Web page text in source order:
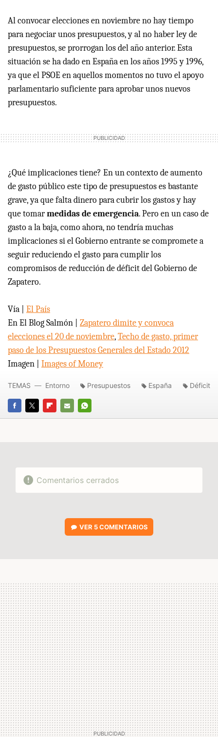
Al convocar elecciones en noviembre no hay tiempo
para negociar unos presupuestos, y al no haber ley de
presupuestos, se prorrogan los del año anterior. Esta
situación se ha dado en España en los años 1995 y 1996,
ya que elPSOEen aquellos momentos no tuvo el apoyo
parlamentario suficiente para aprobar unos nuevos
presupuestos.
¿Qué implicaciones tiene? En un contexto de aumento
de gasto público este tipo de presupuestos es bastante
grave, ya que falta dinero para cubrir los gastos y hay
que tomarmedidas de emergencia. Pero en un caso de
gasto a la baja, como ahora, no tendría muchas
implicaciones si el Gobierno entrante se compromete a
seguir reduciendo el gasto para cumplir los
compromisos de reducción de déficit del Gobierno de
Zapatero.
Vía | El País
En El Blog Salmón | Zapatero dimite y convoca
elecciones el 20 de noviembre,Techo de gasto, primer
paso de los Presupuestos Generales del Estado 2012
Imagen | Images of Money
FACEBOOK
TWITTERFLIPBOARD
E-
WHATSAPP
TEMAS Entorno Presupuestos España Déficit
Comentarios cerrados
VER 5 COMENTARIOS